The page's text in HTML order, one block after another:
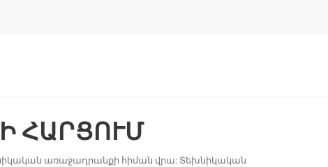
ՀԱՐՑՈՒՄ
առաջադրանքի հիման վրա: Տեխնիկական